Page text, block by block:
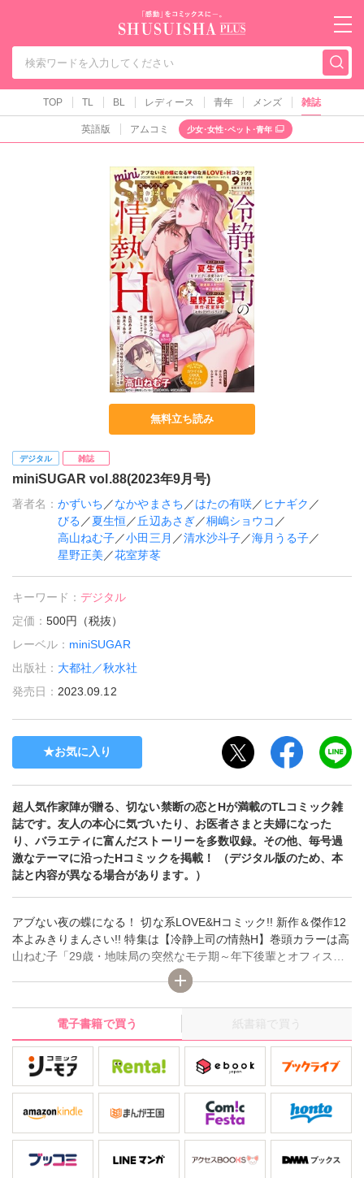
秋水社PLUS（テ
TOP TL BL レディース 青年 メンズ 雑誌
英語版 アムコミ 少女･女性･ペット･青年
無料立ち読み
デジタル 雑誌
miniSUGAR vol.88(2023年9月号)
著者名：かずいち ／なかやまさち ／はたの有咲／ ヒナギク ／
びる ／夏生恒 ／ 丘辺あさぎ／桐嶋ショウコ ／
高山ねむ子／小田三月 ／清水沙斗子／海月うる子／
星野正美 ／花室芽苳
キーワード：デジタル
定価：500円（税抜）
レーベル： miniSUGAR
出版社： 大都社／秋水社
発売日： 2023.09.12
お気に入り
超人気作家陣が贈る、切ない禁断の恋とHが満載のTLコミック雑
誌です。友人の本心に気づいたり、お医者さまと夫婦になった
り、バラエティに富んだストーリーを多数収録。その他、毎号過
激なテーマに沿ったHコミックを掲載！ （デジタル版のため、本
誌と内容が異なる場合があります。）
アブない夜の蝶になる！ 切な系LOVE&Hコミック!! 新作＆傑作12
本よみきりまんさい!! 特集は【冷静上司の情熱H】巻頭カラーは高
山ねむ子「29歳・地味局の突然なモテ期～年下後輩とオフィスで
抜かず3発」ほかにも夏生恒「年下王子に求愛されて困惑してま
す」、漫画星野正美・原作花室芽苳「セカンドマリッジリング」
など、人気作もりだくさん★デジタル版のため、本誌と内容が異
なる場合があります。）
電子書籍で買う 紙書籍で買う